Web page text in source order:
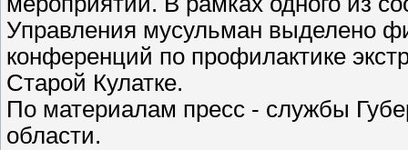
Управления мусульман выделено
конференций по профилактике
Старой Кулатке.
По материалам пресс - службы
области.